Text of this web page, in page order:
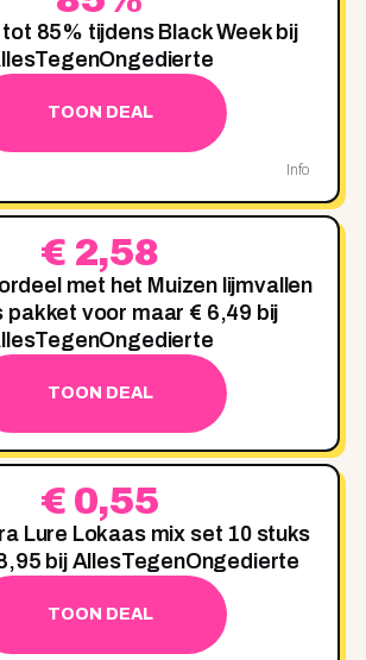
85% tijdens Black Week bij
TOON DEAL
Info
€ 2,58
met het Muizen lijmvallen
pakket voor maar € 6,49 bij
TOON DEAL
€ 0,55
Lure Lokaas mix set 10 stuks
bij AllesTegenOngedierte
TOON DEAL